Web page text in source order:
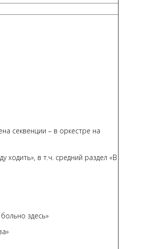
секвенции – в оркестре на
ходить», в т.ч. средний раздел «В
здесь»